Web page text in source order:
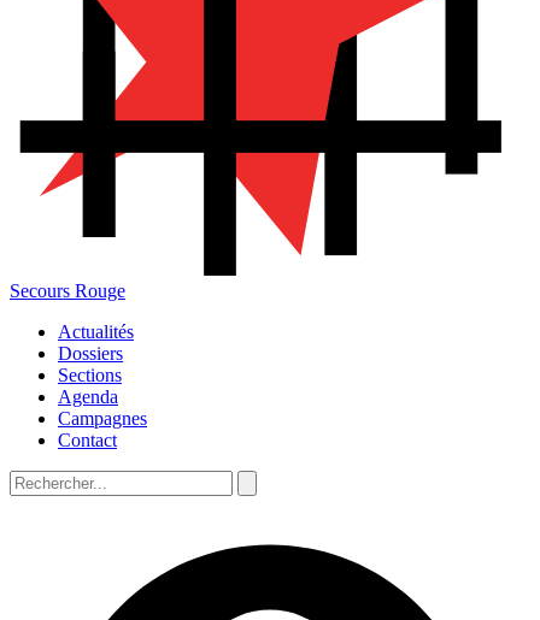
Secours Rouge
Actualités
Dossiers
Sections
Agenda
Campagnes
Contact